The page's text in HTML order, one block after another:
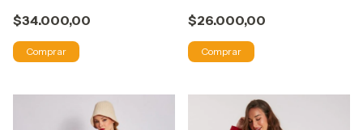
$34.000,00
Comprar
$26.000,00
Comprar